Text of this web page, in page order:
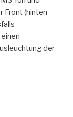
Front (hinten
der